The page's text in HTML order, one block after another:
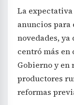
La expectativa
anuncios para
novedades,
centró más
Gobierno y en
productores
reformas